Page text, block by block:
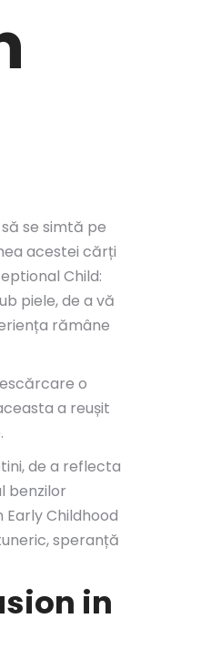
se simtă pe
acestei cărți
Child:
piele, de a vă
rămâne
o
a reușit
de a reflecta
benzilor
Childhood
speranță
in